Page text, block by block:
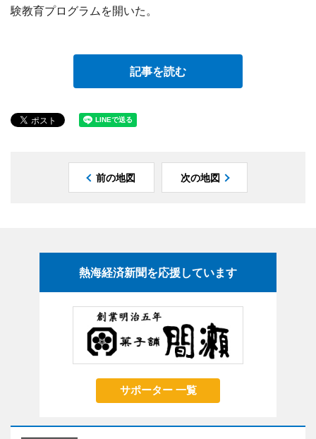
験教育プログラムを開いた。
記事を読む
前の地図 次の地図
熱海経済新聞を応援しています
サポーター 一覧